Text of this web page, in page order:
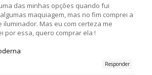
das minhas opções quando fui
maquiagem, mas no fim comprei a
iluminador. Mas eu com certeza me
por essa, quero comprar ela !
Responder